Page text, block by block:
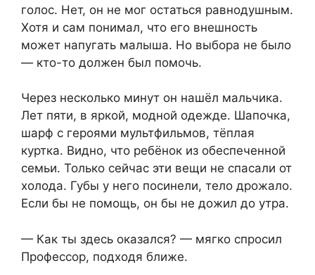
голос. Нет, он не мог остаться равнодушным.
Хотя и сам понимал, что его внешность
может напугать малыша. Но выбора не было
— кто-то должен был помочь.
Через несколько минут он нашёл мальчика.
Лет пяти, в яркой, модной одежде. Шапочка,
шарф с героями мультфильмов, тёплая
куртка. Видно, что ребёнок из обеспеченной
семьи. Только сейчас эти вещи не спасали от
холода. Губы у него посинели, тело дрожало.
Если бы не помощь, он бы не дожил до утра.
— Как ты здесь оказался? — мягко спросил
Профессор, подходя ближе.